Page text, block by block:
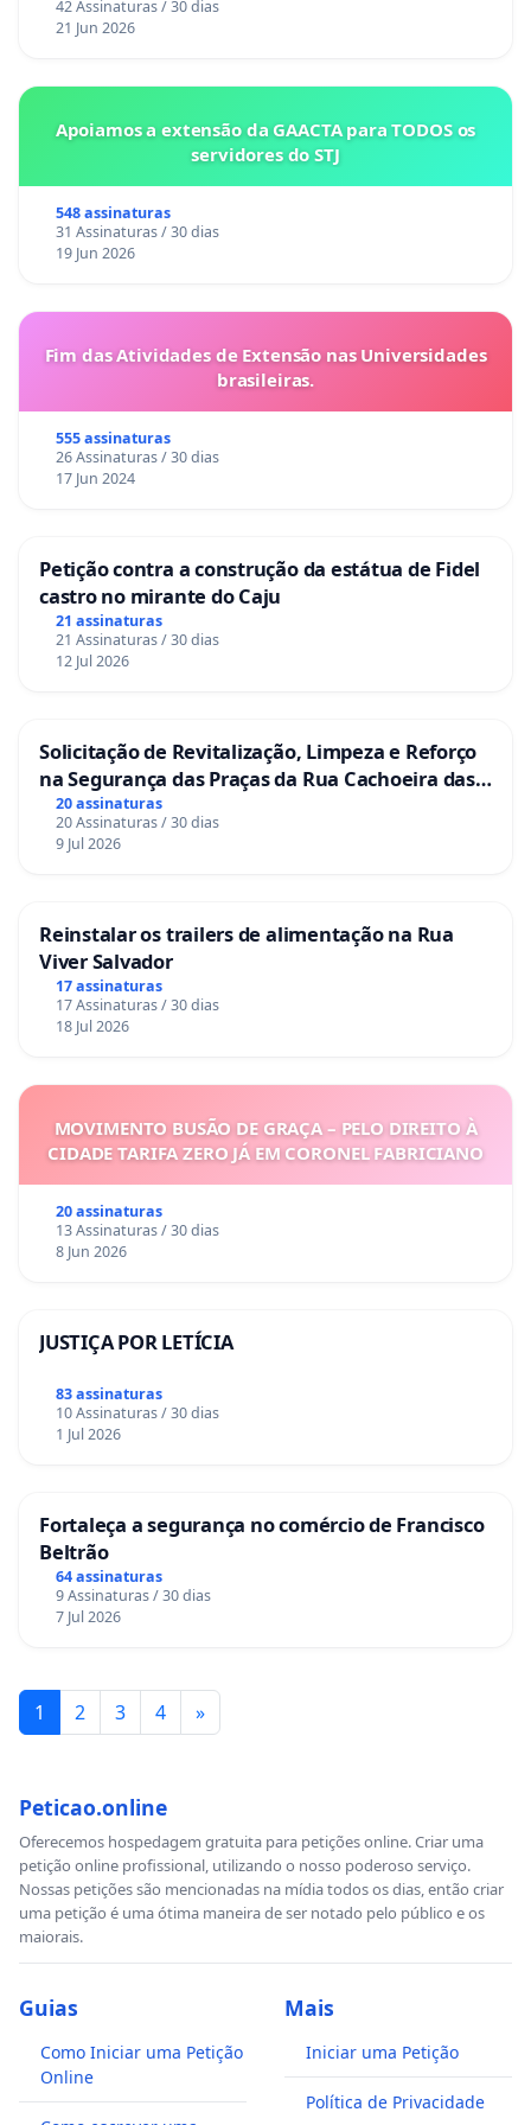
42 Assinaturas / 30 dias
21 Jun 2026
Apoiamos a extensão da GAACTA para TODOS os
servidores do STJ
548 assinaturas
31 Assinaturas / 30 dias
19 Jun 2026
Fim das Atividades de Extensão nas Universidades
brasileiras.
555 assinaturas
26 Assinaturas / 30 dias
17 Jun 2024
Petição contra a construção da estátua de Fidel
castro no mirante do Caju
21 assinaturas
21 Assinaturas / 30 dias
12 Jul 2026
Solicitação de Revitalização, Limpeza e Reforço
na Segurança das Praças da Rua Cachoeira das
Sete Ilhas
20 assinaturas
20 Assinaturas / 30 dias
9 Jul 2026
Reinstalar os trailers de alimentação na Rua
Viver Salvador
17 assinaturas
17 Assinaturas / 30 dias
18 Jul 2026
MOVIMENTO BUSÃO DE GRAÇA – PELO DIREITO À
CIDADE TARIFA ZERO JÁ EM CORONEL FABRICIANO
20 assinaturas
13 Assinaturas / 30 dias
8 Jun 2026
JUSTIÇA POR LETÍCIA
83 assinaturas
10 Assinaturas / 30 dias
1 Jul 2026
Fortaleça a segurança no comércio de Francisco
Beltrão
64 assinaturas
9 Assinaturas / 30 dias
7 Jul 2026
1 2 3 4 »
Peticao.online
Oferecemos hospedagem gratuita para petições online. Criar uma
petição online profissional, utilizando o nosso poderoso serviço.
Nossas petições são mencionadas na mídia todos os dias, então criar
uma petição é uma ótima maneira de ser notado pelo público e os
maiorais.
Guias
Como Iniciar uma Petição
Online
Mais
Iniciar uma Petição
Política de Privacidade